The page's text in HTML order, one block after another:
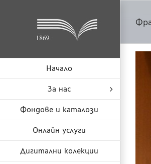
Начало
За нас
Фондове и каталози
Онлайн услуги
Дигитални колекции